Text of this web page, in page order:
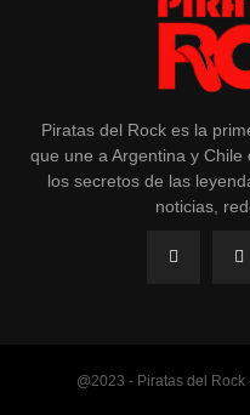
Piratas del Rock es la
que une a Argentina y
los secretos de las
noticias,
@2023 - Piratas del